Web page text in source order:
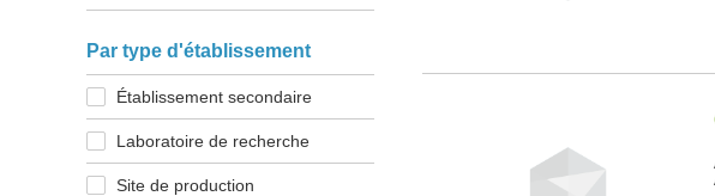
Par type d'établissement
Établissement secondaire
Laboratoire de recherche
Site de production